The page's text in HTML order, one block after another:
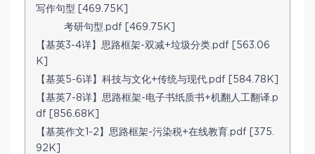
写作句型 [469.75K]
考研句型.pdf [469.75K]
【基英3-4详】思路框架-双减+垃圾分类.pdf [563.06
K]
【基英5-6详】科技与文化+传统与现代.pdf [584.78K]
【基英7-8详】思路框架-电子书纸质书+机翻人工翻译.p
df [856.68K]
【基英作文1-2】思路框架-污染税+在线教育.pdf [375.
92K]